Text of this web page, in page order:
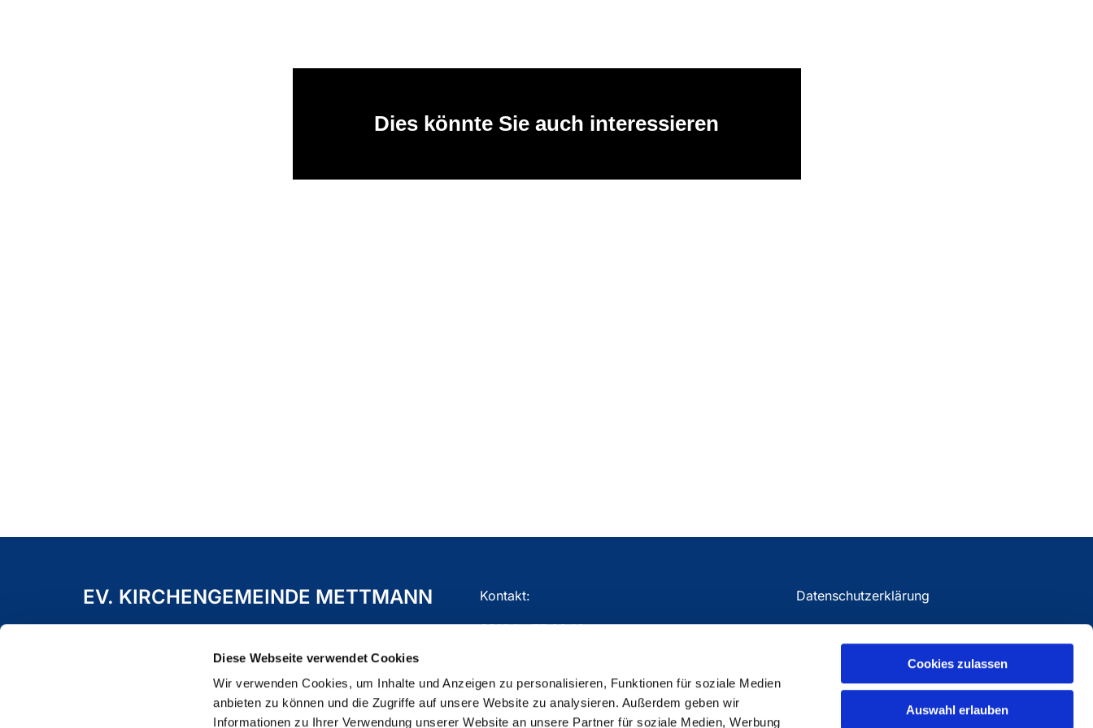
Diese Webseite verwendet Cookies
Wir verwenden Cookies, um Inhalte und Anzeigen zu personalisieren, Funktionen für soziale Medien
anbieten zu können und die Zugriffe auf unsere Website zu analysieren. Außerdem geben wir
Informationen zu Ihrer Verwendung unserer Website an unsere Partner für soziale Medien, Werbung
Cookies zulassen
Auswahl erlauben
Dies könnte Sie auch interessieren
EV. KIRCHENGEMEINDE METTMANN Kontakt:
02104 - 77 03 10
Datenschutzerklärung
Impressum